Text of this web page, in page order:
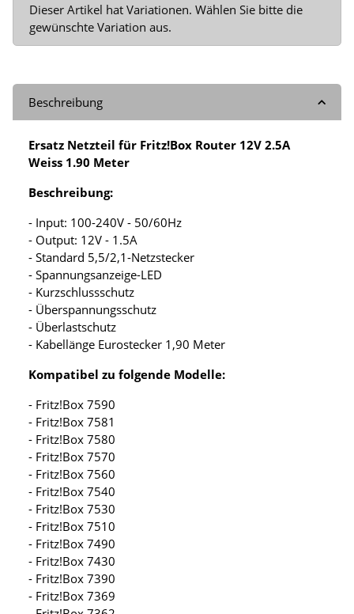
x
Dieser Artikel hat Variationen. Wählen Sie bitte die
gewünschte Variation aus.
Beschreibung
Ersatz Netzteil für Fritz!Box Router 12V 2.5A
Weiss 1.90 Meter
Beschreibung:
- Input: 100-240V - 50/60Hz
- Output: 12V - 1.5A
- Standard 5,5/2,1-Netzstecker
- Spannungsanzeige-LED
- Kurzschlussschutz
- Überspannungsschutz
- Überlastschutz
- Kabellänge Eurostecker 1,90 Meter
Kompatibel zu folgende Modelle:
- Fritz!Box 7590
- Fritz!Box 7581
- Fritz!Box 7580
- Fritz!Box 7570
- Fritz!Box 7560
- Fritz!Box 7540
- Fritz!Box 7530
- Fritz!Box 7510
- Fritz!Box 7490
- Fritz!Box 7430
- Fritz!Box 7390
- Fritz!Box 7369